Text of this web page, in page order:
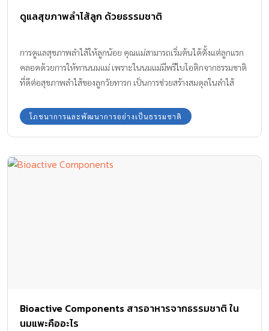
ดูแลสุขภาพลำไส้ลูก ด้วยธรรมชาติ
การดูแลสุขภาพลำไส้ให้ลูกน้อย คุณแม่สามารถเริ่มต้นได้ตั้งแต่ลูกแรก
คลอดด้วยการให้ทานนมแม่ เพราะในนมแม่มีพรีไบโอติกจากธรรมชาติ
ที่ดีต่อสุขภาพลำไส้ของลูกวัยทารก เป็นการช่วยสร้างสมดุลในลำไส้
ได้อีกด้วย
โภชนาการและพัฒนาการอย่างเป็นธรรมชาติ
Bioactive Components สารอาหารจากธรรมชาติ ใน
นมแพะคืออะไร